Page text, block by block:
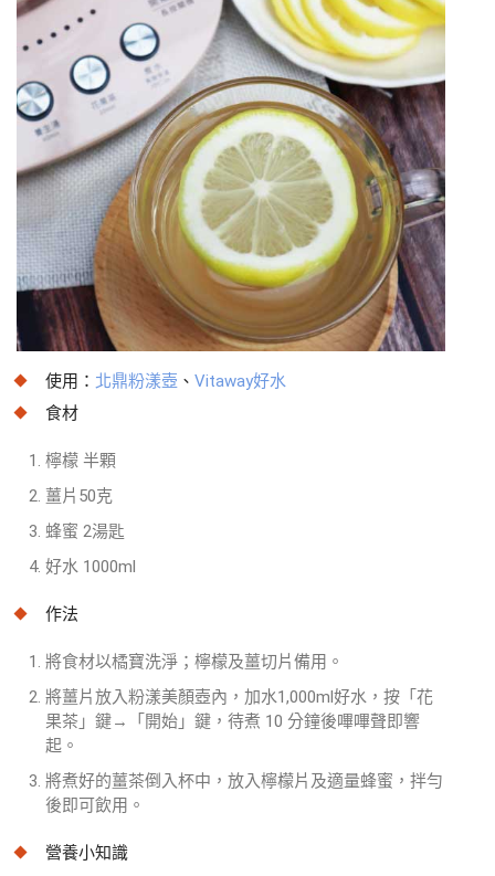
使用： 北鼎粉漾壺 、 Vitaway好水
食材
檸檬 半顆
薑片50克
蜂蜜 2湯匙
好水 1000ml
作法
將食材以橘寶洗淨；檸檬及薑切片備用。
將薑片放入粉漾美顏壺內，加水1,000ml好水，按「花
果茶」鍵→「開始」鍵，待煮 10 分鐘後嗶嗶聲即響
起。
將煮好的薑茶倒入杯中，放入檸檬片及適量蜂蜜，拌勻
後即可飲用。
營養小知識